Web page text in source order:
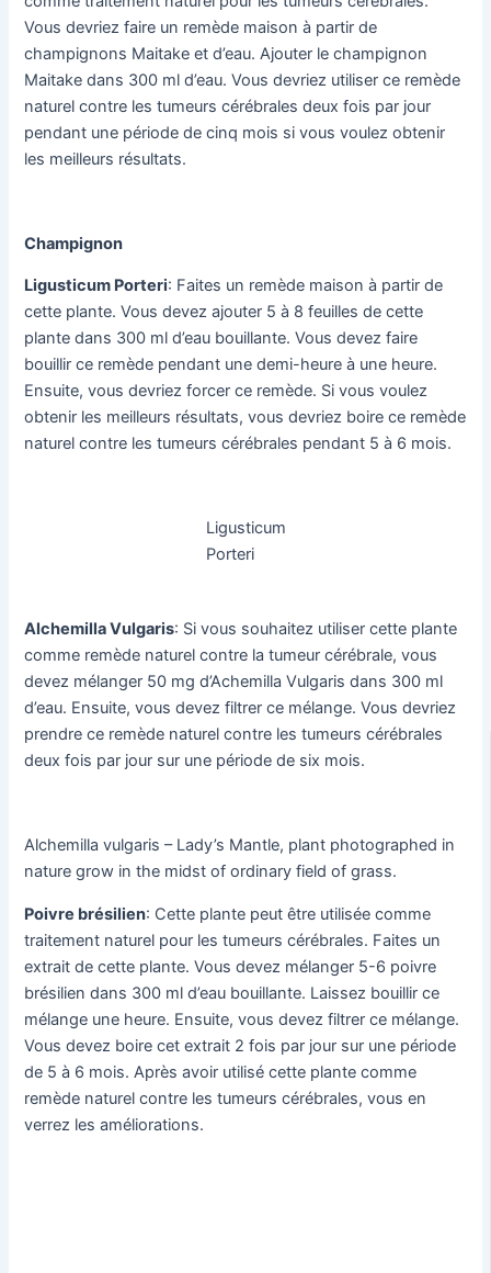
Vous devriez faire un remède maison à partir de
champignons Maitake et d’eau. Ajouter le champignon
Maitake dans 300 ml d’eau. Vous devriez utiliser ce remède
naturel contre les tumeurs cérébrales deux fois par jour
pendant une période de cinq mois si vous voulez obtenir
les meilleurs résultats.
Champignon
Ligusticum Porteri: Faites un remède maison à partir de
cette plante. Vous devez ajouter 5 à 8 feuilles de cette
plante dans 300 ml d’eau bouillante. Vous devez faire
bouillir ce remède pendant une demi-heure à une heure.
Ensuite, vous devriez forcer ce remède. Si vous voulez
obtenir les meilleurs résultats, vous devriez boire ce remède
naturel contre les tumeurs cérébrales pendant 5 à 6 mois.
Ligusticum
Porteri
Alchemilla Vulgaris: Si vous souhaitez utiliser cette plante
comme remède naturel contre la tumeur cérébrale, vous
devez mélanger 50 mg d’Achemilla Vulgaris dans 300 ml
d’eau. Ensuite, vous devez filtrer ce mélange. Vous devriez
prendre ce remède naturel contre les tumeurs cérébrales
deux fois par jour sur une période de six mois.
Alchemilla vulgaris – Lady’s Mantle, plant photographed in
nature grow in the midst of ordinary field of grass.
Poivre brésilien: Cette plante peut être utilisée comme
traitement naturel pour les tumeurs cérébrales. Faites un
extrait de cette plante. Vous devez mélanger 5-6 poivre
brésilien dans 300 ml d’eau bouillante. Laissez bouillir ce
mélange une heure. Ensuite, vous devez filtrer ce mélange.
Vous devez boire cet extrait 2 fois par jour sur une période
de 5 à 6 mois. Après avoir utilisé cette plante comme
remède naturel contre les tumeurs cérébrales, vous en
verrez les améliorations.